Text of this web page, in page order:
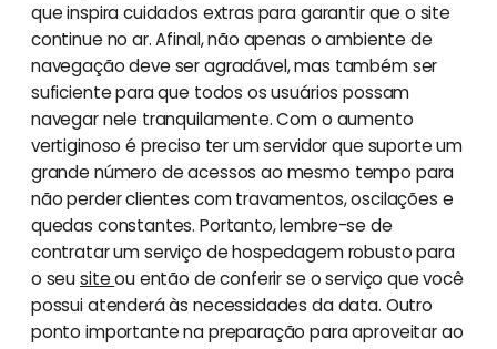
que inspira cuidados extras para garantir que o site
continue no ar. Afinal, não apenas o ambiente de
navegação deve ser agradável, mas também ser
suficiente para que todos os usuários possam
navegar nele tranquilamente. Com o aumento
vertiginoso é preciso ter um servidor que suporte um
grande número de acessos ao mesmo tempo para
não perder clientes com travamentos, oscilações e
quedas constantes. Portanto, lembre-se de
contratar um serviço de hospedagem robusto para
o seusiteou então de conferir se o serviço que você
possui atenderá às necessidades da data. Outro
ponto importante na preparação para aproveitar ao